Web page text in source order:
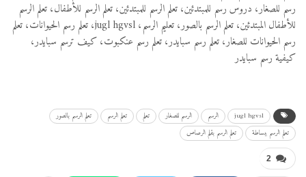
رسم للصغار، دروس رسم للمبتدئين، تعلم الرسم للمبتدئين، تعلم الرسم للأطفال، تعلم الرسم
للأطفال المبتدئين، تعلم الرسم بالصور، تعليم الرسم، jugl hgvsl، تعلم رسم الحيوانات، تعلم
رسم الحيوانات للصغار، تعلم رسم سبايدر، تعلم رسم عنكبوت، كيف ترسم سبايدر،
كيفية رسم سبايدر
jugl hgvsl الرسم الرسم للصغار تعلم تعلم الرسم
تعلم الرسم بالصور
تعلم الرسم ببساطة
تعلم الرسم بقلم الرصاص
2